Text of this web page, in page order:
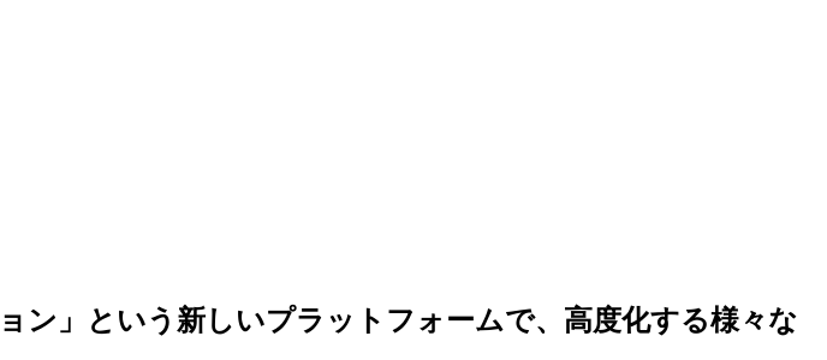
ン」という新しいプラットフォームで、高度化する様々な